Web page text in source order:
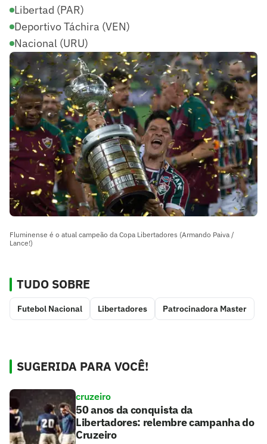
Libertad (PAR)
Deportivo Táchira (VEN)
Nacional (URU)
Fluminense é o atual campeão da Copa Libertadores (Armando Paiva /
Lance!)
TUDO SOBRE
Futebol Nacional Libertadores Patrocinadora Master
SUGERIDA PARA VOCÊ!
cruzeiro
50 anos da conquista da
Libertadores: relembre campanha do
Cruzeiro